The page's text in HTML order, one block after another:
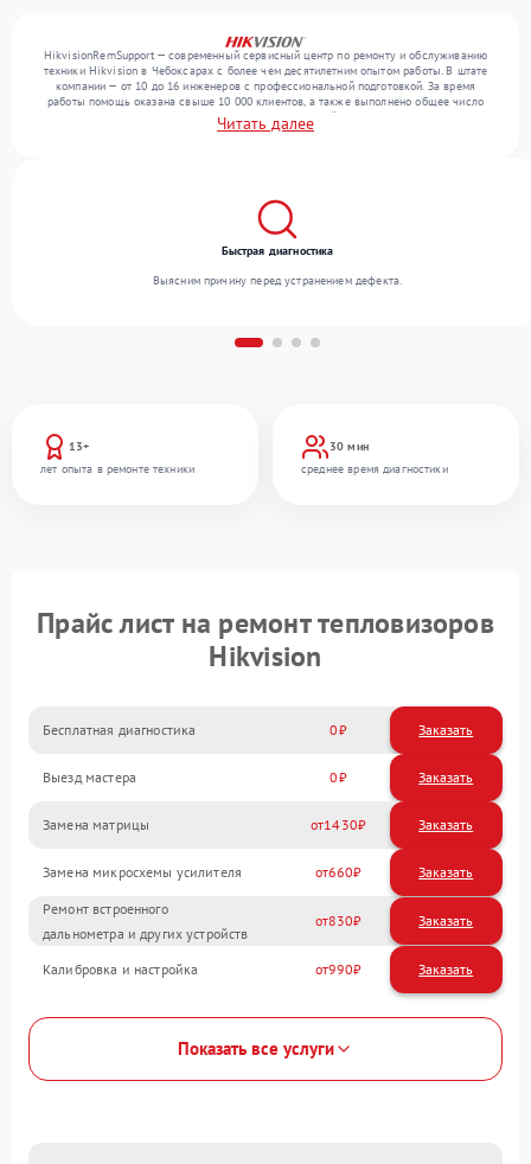
HikvisionRemSupport — современный сервисный центр по ремонту и обслуживанию
техники Hikvision в Чебоксарах с более чем десятилетним опытом работы. В штате
компании — от 10 до 16 инженеров с профессиональной подготовкой. За время
работы помощь оказана свыше 10 000 клиентов, а также выполнено общее число
ремонтов превысило 12 000. Ежемесячно в сервисный центр поступает более 300
обращений, включая , , . Мы беремся за задачи любой сложности и обеспечиваем
Читать далее
13+
лет опыта в ремонте техники
30 мин
среднее время диагностики
Быстрая диагностика
Выясним причину перед устранением дефекта.
Прайс лист на ремонт тепловизоров
Hikvision
Бесплатная диагностика 0 Заказать
Выезд мастера 0 Заказать
Замена матрицы 1430
Замена микросхемы усилителя 660
Ремонт встроенного
дальнометра и других устройств
830
Калибровка и настройка 990
Показать все услуги